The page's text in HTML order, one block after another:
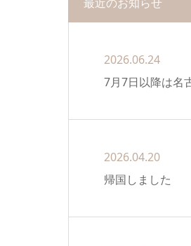
2026.06.24
7月7日以降は名
2026.04.20
帰国しました